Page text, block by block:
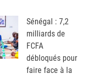
Sénégal : 7,2
milliards de
FCFA
débloqués pour
faire face à la